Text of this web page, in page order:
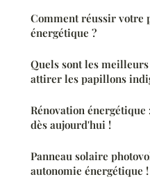
Comment réussir votre
énergétique ?
Quels sont les
attirer les papillons
Rénovation
dès aujourd'hui !
Panneau solaire
autonomie énergétique !